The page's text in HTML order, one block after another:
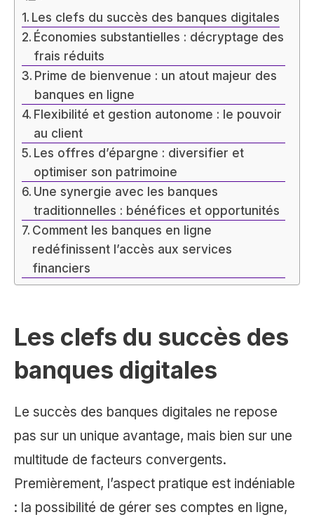
Les clefs du succès des banques digitales
Économies substantielles : décryptage des
frais réduits
Prime de bienvenue : un atout majeur des
banques en ligne
Flexibilité et gestion autonome : le pouvoir
au client
Les offres d’épargne : diversifier et
optimiser son patrimoine
Une synergie avec les banques
traditionnelles : bénéfices et opportunités
Comment les banques en ligne
redéfinissent l’accès aux services
financiers
Les clefs du succès des
banques digitales
Le succès des banques digitales ne repose
pas sur un unique avantage, mais bien sur une
multitude de facteurs convergents.
Premièrement, l’aspect pratique est indéniable
: la possibilité de gérer ses comptes en ligne,